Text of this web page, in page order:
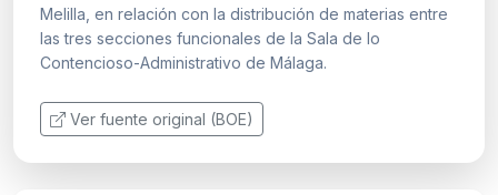
Melilla, en relación con la distribución de materias entre
las tres secciones funcionales de la Sala de lo
Contencioso-Administrativo de Málaga.
Ver fuente original (BOE)